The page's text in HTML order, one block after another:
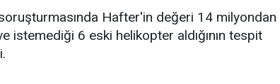
Hafter'in değeri 14 milyondan
istemediği 6 eski helikopter aldığının tespit